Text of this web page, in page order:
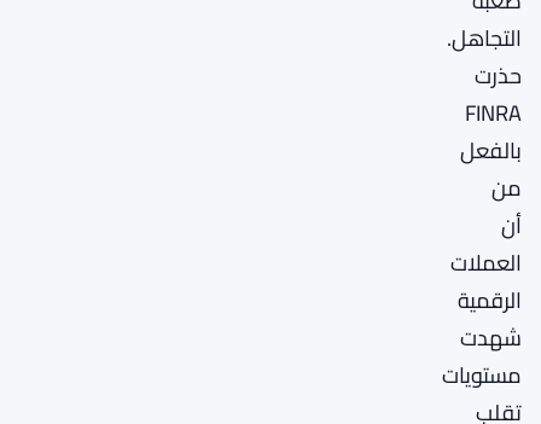
التجاهل.
حذرت
FINRA
بالفعل
من
أن
العملات
الرقمية
شهدت
مستويات
تقلب